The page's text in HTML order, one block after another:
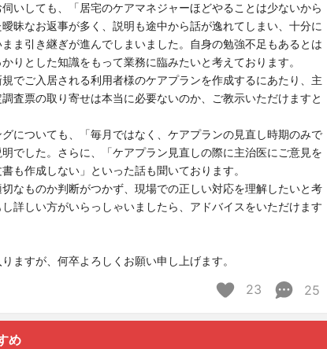
いしても、「居宅のケアマネジャーほどやることは少ないから
昧なお返事が多く、説明も途中から話が逸れてしまい、十分に
ま引き継ぎが進んでしまいました。自身の勉強不足もあるとは
りとした知識をもって業務に臨みたいと考えております。
でご入居される利用者様のケアプランを作成するにあたり、主
査票の取り寄せは本当に必要ないのか、ご教示いただけますと
グについても、「毎月ではなく、ケアプランの見直し時期のみで
でした。さらに、「ケアプラン見直しの際に主治医にご意見を
も作成しない」といった話も聞いております。
なものか判断がつかず、現場での正しい対応を理解したいと考
詳しい方がいらっしゃいましたら、アドバイスをいただけます
ますが、何卒よろしくお願い申し上げます。
23 25
め